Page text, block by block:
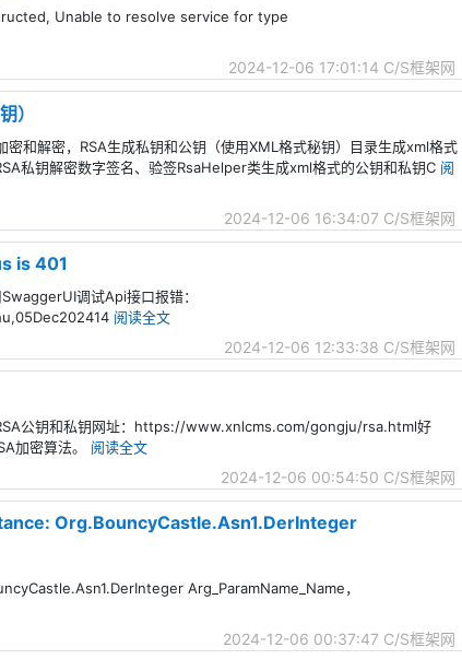
Unable to resolve service for type
2024-12-06 17:01:14 C/S框架网
）
和解密，RSA生成私钥和公钥（使用XML格式秘钥）目录生成xml格式
私钥解密数字签名、验签RsaHelper类生成xml格式的公钥和私钥C 阅
2024-12-06 16:34:07 C/S框架网
is 401
调试Api接口报错：
阅读全文
2024-12-06 12:33:38 C/S框架网
公钥和私钥网址：https://www.xnlcms.com/gongju/rsa.html好
加密算法。 阅读全文
2024-12-06 00:54:50 C/S框架网
Org.BouncyCastle.Asn1.DerInteger
Arg_ParamName_Name，
2024-12-06 00:37:47 C/S框架网